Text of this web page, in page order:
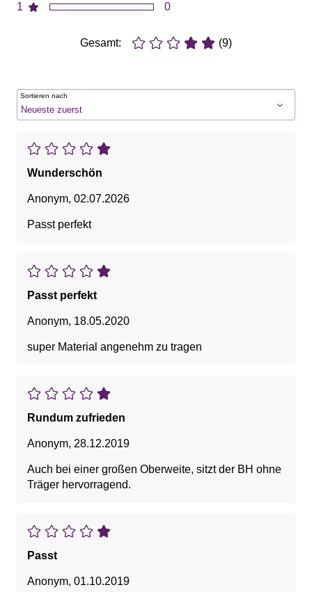
1
0
Gesamt: (9)
Sortieren nach
Wunderschön
Anonym, 02.07.2026
Passt perfekt
Passt perfekt
Anonym, 18.05.2020
super Material angenehm zu tragen
Rundum zufrieden
Anonym, 28.12.2019
Auch bei einer großen Oberweite, sitzt der BH ohne
Träger hervorragend.
Passt
Anonym, 01.10.2019